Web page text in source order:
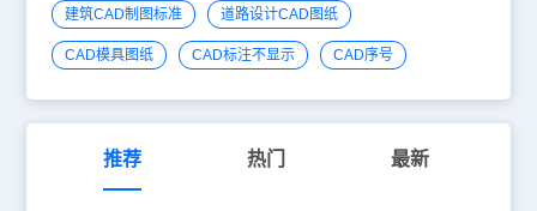
建筑CAD制图标准 道路设计CAD图纸
CAD模具图纸 CAD标注不显示 CAD序号
推荐 热门 最新